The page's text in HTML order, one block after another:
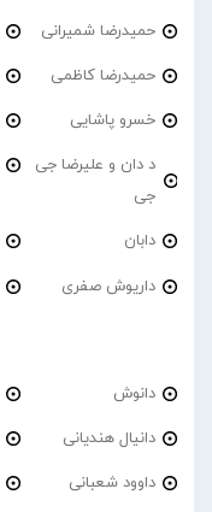
حمیدرضا شمیرانی
حمیدرضا کاظمی
خسرو پاشایی
د دان و علیرضا جی
جی
دابان
داریوش صفری
دانوش
دانیال هندیانی
داوود شعبانی